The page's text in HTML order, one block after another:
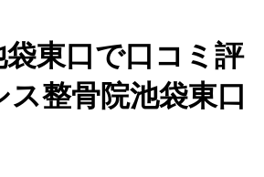
東口で口コミ評
ス整骨院池袋東口